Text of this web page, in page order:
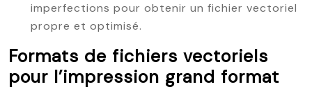
imperfections pour obtenir un fichier vectoriel
propre et optimisé.
Formats de fichiers vectoriels
pour l’impression grand format